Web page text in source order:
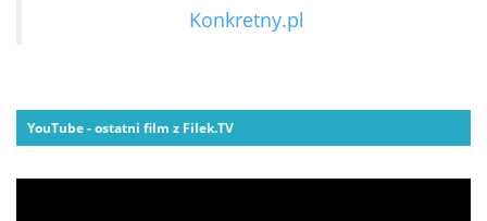
Konkretny.pl
YouTube - ostatni film z Filek.TV